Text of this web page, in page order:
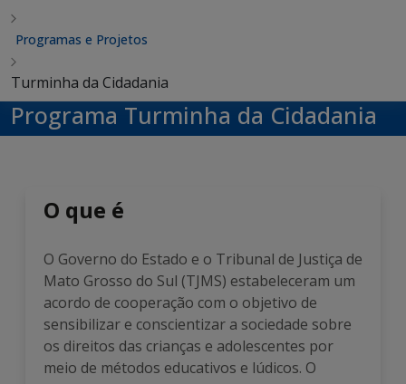
Programas e Projetos
Turminha da Cidadania
Programa Turminha da Cidadania
O que é
O Governo do Estado e o Tribunal de Justiça de
Mato Grosso do Sul (TJMS) estabeleceram um
acordo de cooperação com o objetivo de
sensibilizar e conscientizar a sociedade sobre
os direitos das crianças e adolescentes por
meio de métodos educativos e lúdicos. O